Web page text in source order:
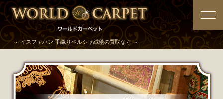
～ イスファハン 手織りペルシャ絨毯の買取なら ～